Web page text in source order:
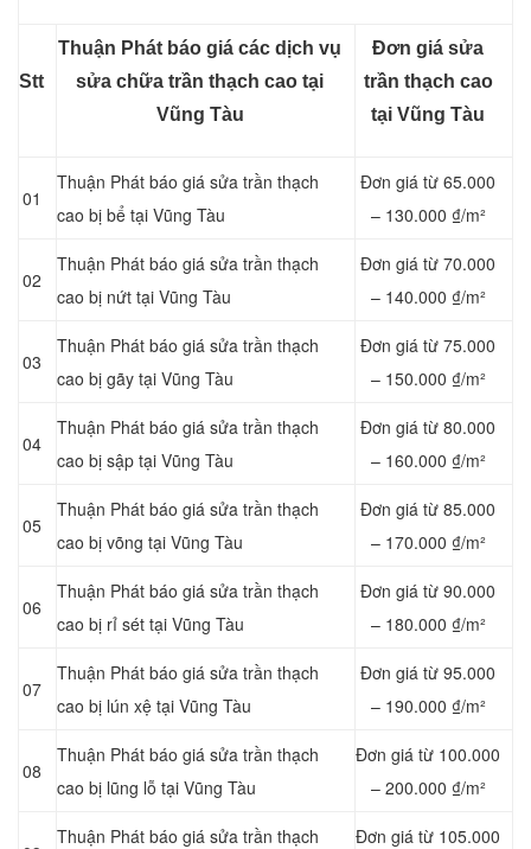
Stt
Thuận Phát báo giá các dịch vụ
sửa chữa trần thạch cao tại
Vũng Tàu
Đơn giá sửa
trần thạch cao
tại Vũng Tàu
01
Thuận Phát báo giá sửa trần thạch
cao bị bể tại Vũng Tàu
Đơn giá từ 65.000
– 130.000 ₫/m²
02
Thuận Phát báo giá sửa trần thạch
cao bị nứt tại Vũng Tàu
Đơn giá từ 70.000
– 140.000 ₫/m²
03
Thuận Phát báo giá sửa trần thạch
cao bị gãy tại Vũng Tàu
Đơn giá từ 75.000
– 150.000 ₫/m²
04
Thuận Phát báo giá sửa trần thạch
cao bị sập tại Vũng Tàu
Đơn giá từ 80.000
– 160.000 ₫/m²
05
Thuận Phát báo giá sửa trần thạch
cao bị võng tại Vũng Tàu
Đơn giá từ 85.000
– 170.000 ₫/m²
06
Thuận Phát báo giá sửa trần thạch
cao bị rỉ sét tại Vũng Tàu
Đơn giá từ 90.000
– 180.000 ₫/m²
07
Thuận Phát báo giá sửa trần thạch
cao bị lún xệ tại Vũng Tàu
Đơn giá từ 95.000
– 190.000 ₫/m²
08
Thuận Phát báo giá sửa trần thạch
cao bị lũng lỗ tại Vũng Tàu
Đơn giá từ 100.000
– 200.000 ₫/m²
Thuận Phát báo giá sửa trần thạch
Đơn giá từ 105.000